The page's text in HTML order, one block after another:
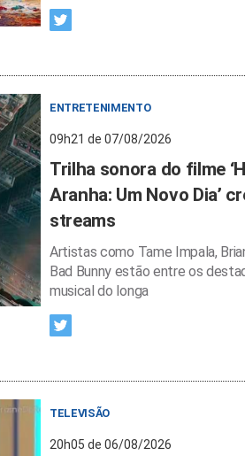
ENTRETENIMENTO
09h21 de 07/08/2026
Trilha sonora do filme
Aranha: Um Novo Dia’
streams
Artistas como Tame Impala,
Bad Bunny estão entre os
musical do longa
TELEVISÃO
20h05 de 06/08/2026